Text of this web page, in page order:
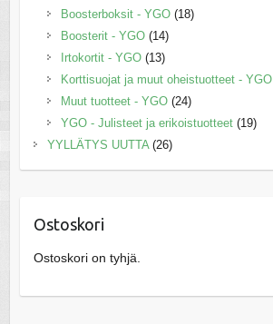
Boosterboksit - YGO (18)
Boosterit - YGO (14)
Irtokortit - YGO (13)
Korttisuojat ja muut oheistuotteet - YGO
Muut tuotteet - YGO (24)
YGO - Julisteet ja erikoistuotteet (19)
YYLLÄTYS UUTTA (26)
Ostoskori
Ostoskori on tyhjä.